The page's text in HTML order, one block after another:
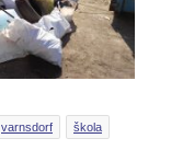
varnsdorf škola